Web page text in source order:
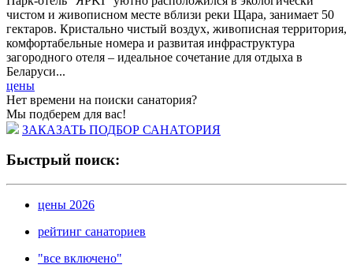
чистом и живописном месте вблизи реки Щара, занимает 50
гектаров. Кристально чистый воздух, живописная территория,
комфортабельные номера и развитая инфраструктура
загородного отеля – идеальное сочетание для отдыха в
Беларуси...
цены
Нет времени на поиски санатория?
Мы подберем для вас!
ЗАКАЗАТЬ ПОДБОР САНАТОРИЯ
Быстрый поиск:
цены 2026
рейтинг санаториев
"все включено"